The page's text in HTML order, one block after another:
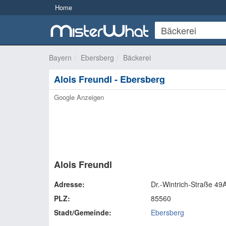
Home
Bayern Ebersberg Bäckerei
Alois Freundl - Ebersberg
Google Anzeigen
Alois Freundl
Adresse:
Dr.-Wintrich-Straße
PLZ:
85560
Stadt/Gemeinde:
Ebersberg